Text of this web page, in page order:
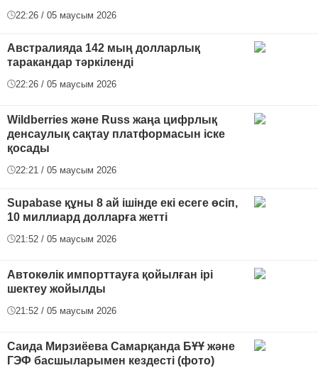
22:26 / 05 маусым 2026
Австралияда 142 мың долларлық
таракандар тәркіленді
22:26 / 05 маусым 2026
Wildberries және Russ жаңа цифрлық
денсаулық сақтау платформасын іске
қосады
22:21 / 05 маусым 2026
Supabase құны 8 ай ішінде екі есеге өсіп,
10 миллиард долларға жетті
21:52 / 05 маусым 2026
Автокөлік импорттауға қойылған ірі
шектеу жойылды
21:52 / 05 маусым 2026
Саида Мирзиёева Самарқанда БҰҰ және
ГЭФ басшыларымен кездесті (фото)